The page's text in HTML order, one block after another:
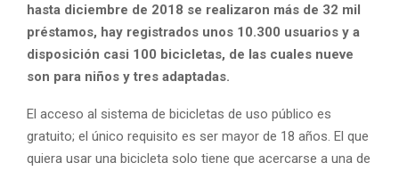
hasta diciembre de 2018 se realizaron más de 32 mil
préstamos, hay registrados unos 10.300 usuarios y a
disposición casi 100 bicicletas, de las cuales nueve
son para niños y tres adaptadas.
El acceso al sistema de bicicletas de uso público es
gratuito; el único requisito es ser mayor de 18 años. El que
quiera usar una bicicleta solo tiene que acercarse a una de